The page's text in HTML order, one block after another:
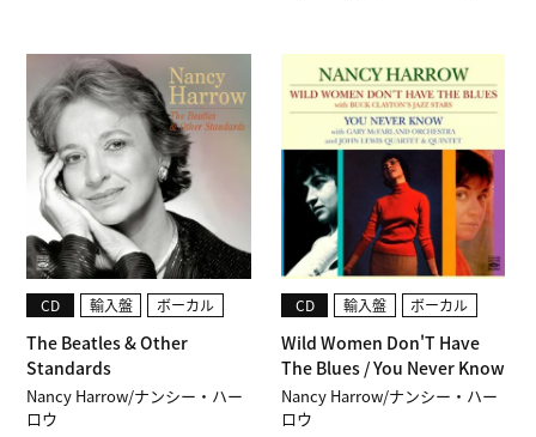
Nancy Harrow/ナンシー・ハー
ロウ
The Beatles & Other
Standards
CD 輸入盤 ボーカル
Nancy Harrow/ナンシー・ハー
ロウ
Wild Women Don'T Have
The Blues / You Never Know
CD 輸入盤 ボーカル